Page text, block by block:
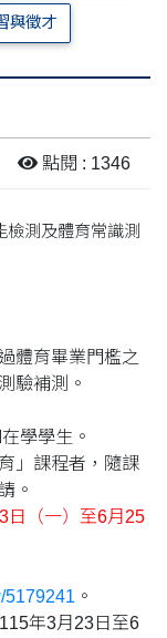
與徵才
點閱 : 1346
測及體育常識測
體育畢業門檻之
驗補測。
學學生。
」課程者，隨課
。
日（一）至6月25
5179241 。
年3月23日至6